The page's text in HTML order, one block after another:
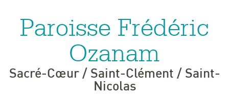
navigation
personnelsParoisse Frédéric
Ozanam
Sacré-Cœur / Saint-Clément / Saint-
Nicolas